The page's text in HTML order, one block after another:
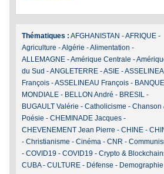
Thématiques : AFGHANISTAN -AFRIQUE-
Agriculture -Algérie -Alimentation -
ALLEMAGNE-Amérique Centrale -
du Sud -ANGLETERRE-ASIE-
François-ASSELINEAU François- BANQUE
MONDIALE- BELLON André - BRESIL-
BUGAULT Valérie - Catholicisme - Chanson
Poésie - CHEMINADE Jacques-
CHEVENEMENT Jean Pierre - CHINE-
- Christianisme - Cinéma- CNR -
- COVID19 - COVID19 - Crypto &
CUBA- CULTURE- Défense - Demographie